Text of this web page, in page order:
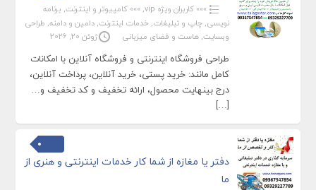
»»» کاربران ویژه vip , »»» کامپیوتر و اینترنت, برنامه
نویسی, چاپ و تبلیغات, خدمات اینترنت, دامین و دامنه, طراحی
وبسایت, هاست و فضای میزبانی ژوئن 20, 2026
طراحی فروشگاه اینترنتی و فروشگاه آنلاین با امکانات
کامل مانند: خرید پستی، خرید آنلاین، پرداخت آنلاین،
درج بینهایت محصول، ارائه تخفیف و کد تخفیف و…
[…]
دفتر یا مغازه از شما کار خدمات اینترنتی و هنری از
ما